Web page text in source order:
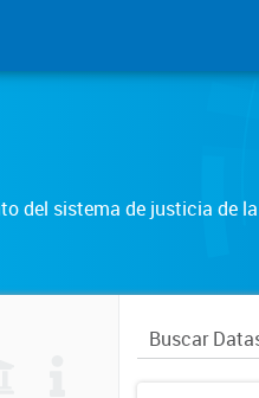
del sistema de justicia de la